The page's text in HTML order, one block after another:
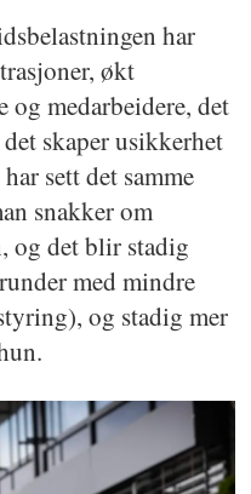
har
økt
og medarbeidere, det
skaper usikkerhet
sett det samme
snakker om
og det blir stadig
med mindre
og stadig mer